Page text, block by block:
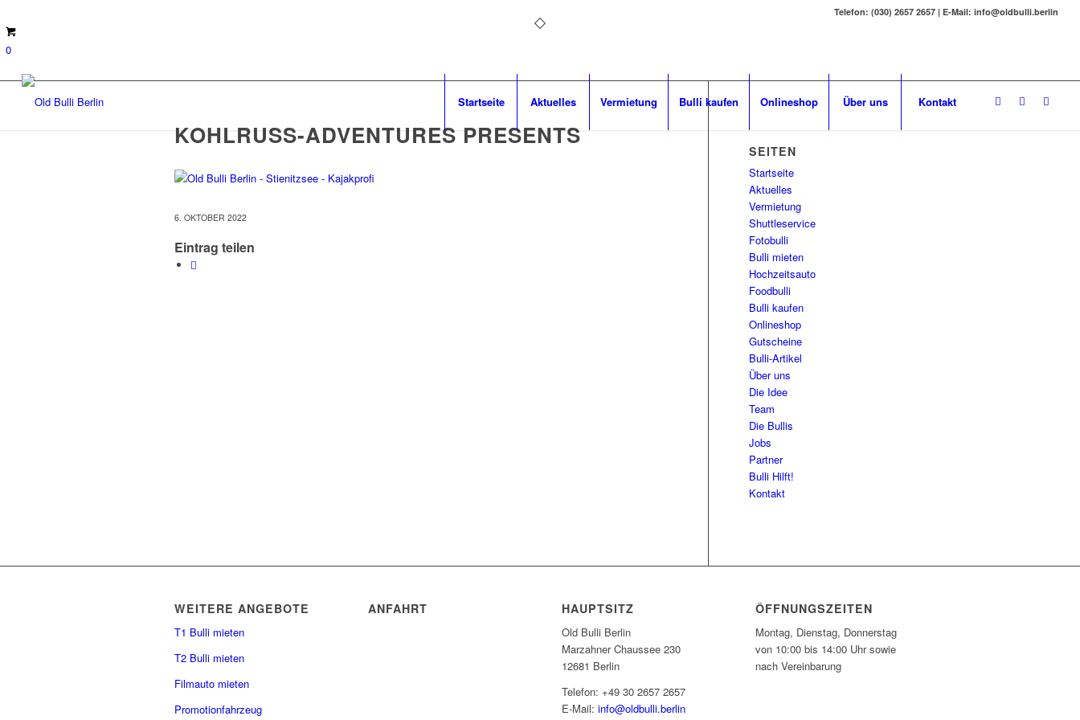
Telefon: (030) 2657 2657 | E-Mail: info@oldbulli.berlin
0
Startseite Aktuelles Vermietung Bulli kaufen Onlineshop Über uns Kontakt
KOHLRUSS-ADVENTURES PRESENTS
6. OKTOBER 2022
Eintrag teilen
SEITEN
Startseite
Aktuelles
Vermietung
Shuttleservice
Fotobulli
Bulli mieten
Hochzeitsauto
Foodbulli
Bulli kaufen
Onlineshop
Gutscheine
Bulli-Artikel
Über uns
Die Idee
Team
Die Bullis
Jobs
Partner
Bulli Hilft!
Kontakt
WEITERE ANGEBOTE
T1 Bulli mieten
T2 Bulli mieten
Filmauto mieten
Promotionfahrzeug
ANFAHRT HAUPTSITZ
Old Bulli Berlin
Marzahner Chaussee 230
12681 Berlin
Telefon: +49 30 2657 2657
E-Mail:info@oldbulli.berlin
ÖFFNUNGSZEITEN
Montag, Dienstag, Donnerstag
von 10:00 bis 14:00 Uhr sowie
nach Vereinbarung